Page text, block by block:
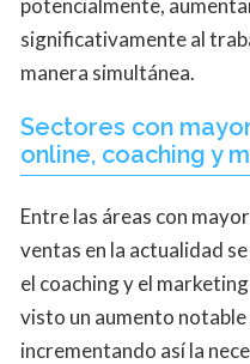
potencialmente,
significativamente al
manera simultánea.
Sectores con
online, coaching y
Entre las áreas con
ventas en la actualidad
el coaching y el
visto un aumento notable
incrementando así la